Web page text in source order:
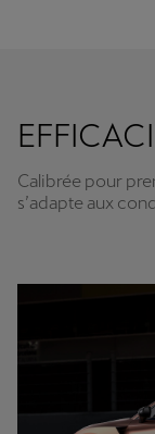
Calibrée pour
s’adapte aux